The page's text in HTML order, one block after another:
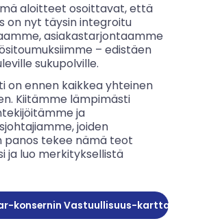
aloitteet osoittavat, että
on nyt täysin integroitu
asiakastarjontaamme
– edistäen
sukupolville.
on ennen kaikkea yhteinen
Kiitämme lämpimästi
ja
joiden
panos tekee nämä teot
ja luo merkityksellistä
konsernin Vastuullisuus-karttaan